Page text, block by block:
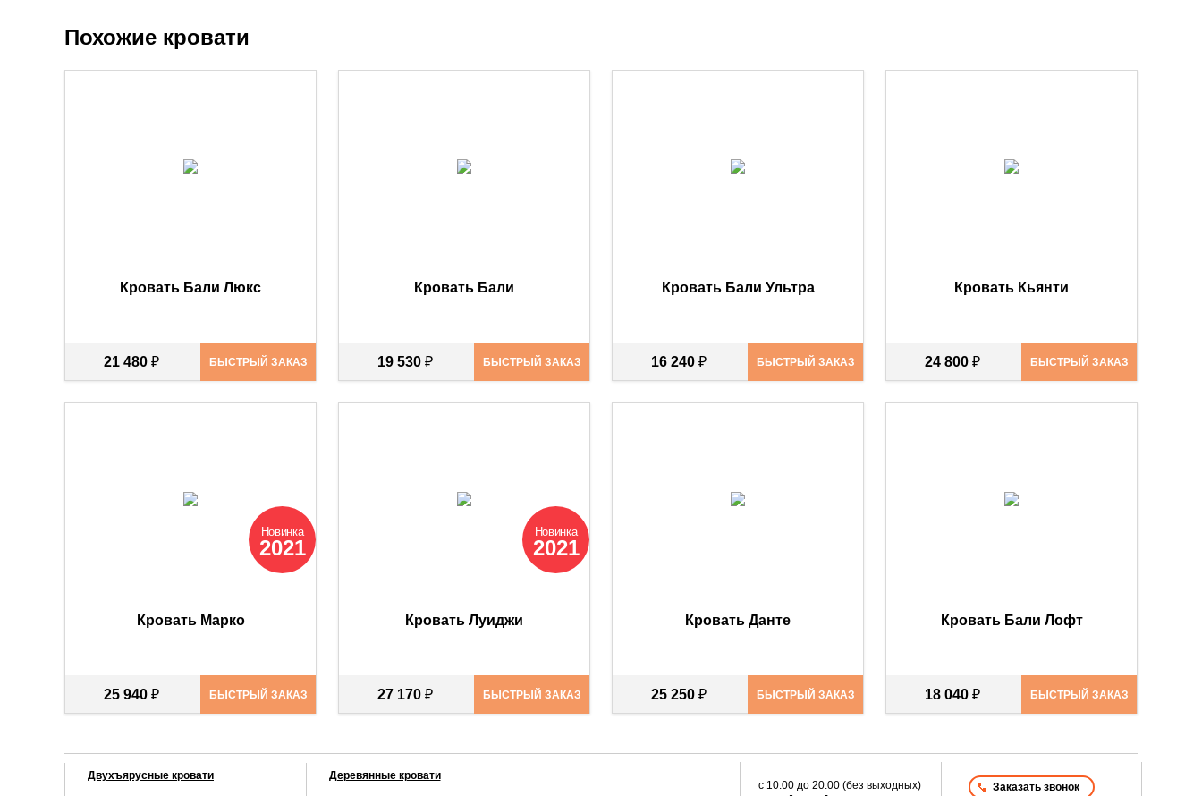
Похожие кровати
Кровать Бали Люкс
21 480₽ БЫСТРЫЙ ЗАКАЗ
Кровать Бали
19 530₽ БЫСТРЫЙ ЗАКАЗ
Кровать Бали Ультра
16 240₽ БЫСТРЫЙ ЗАКАЗ
Кровать Кьянти
24 800₽ БЫСТРЫЙ ЗАКАЗ
Новинка
2021
Кровать Марко
25 940₽ БЫСТРЫЙ ЗАКАЗ
Новинка
2021
Кровать Луиджи
27 170₽ БЫСТРЫЙ ЗАКАЗ
Кровать Данте
25 250₽ БЫСТРЫЙ ЗАКАЗ
Кровать Бали Лофт
18 040₽ БЫСТРЫЙ ЗАКАЗ
Двухъярусные кровати
Деревянные кровати
с 10.00 до 20.00 (без выходных) Заказать звонок